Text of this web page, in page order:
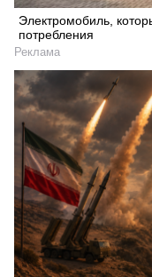
Электромобиль,
потребления
Реклама